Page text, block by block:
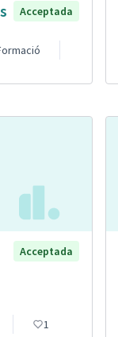
Acceptada
Acceptada
1